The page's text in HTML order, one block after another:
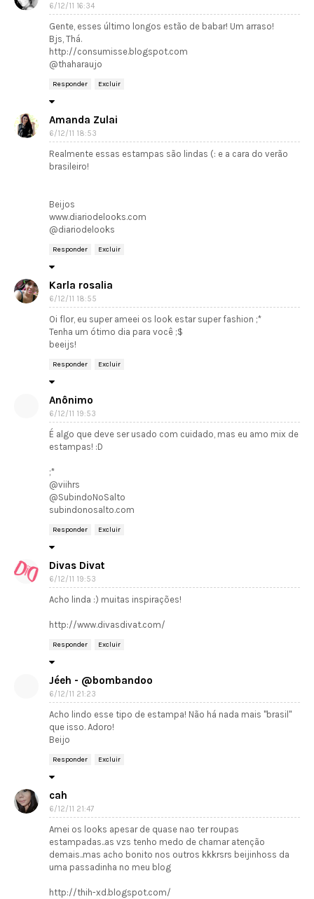
6/12/11 16:34
Gente, esses último longos estão de babar! Um arraso!
Bjs, Thá.
http://consumisse.blogspot.com
@thaharaujo
Responder Excluir
Amanda Zulai
6/12/11 18:53
Realmente essas estampas são lindas (: e a cara do verão
brasileiro!
Beijos
www.diariodelooks.com
@diariodelooks
Responder Excluir
Karla rosalia
6/12/11 18:55
Oi flor, eu super ameei os look estar super fashion ;*
Tenha um ótimo dia para você ;$
beeijs!
Responder Excluir
Anônimo
6/12/11 19:53
É algo que deve ser usado com cuidado, mas eu amo mix de
estampas! :D
;*
@viihrs
@SubindoNoSalto
subindonosalto.com
Responder Excluir
Divas Divat
6/12/11 19:53
Acho linda :) muitas inspirações!
http://www.divasdivat.com/
Responder Excluir
Jéeh - @bombandoo
6/12/11 21:23
Acho lindo esse tipo de estampa! Não há nada mais "brasil"
que isso. Adoro!
Beijo
Responder Excluir
cah
6/12/11 21:47
Amei os looks apesar de quase nao ter roupas
estampadas..as vzs tenho medo de chamar atenção
demais..mas acho bonito nos outros kkkrsrs beijinhoss da
uma passadinha no meu blog
http://thih-xd.blogspot.com/